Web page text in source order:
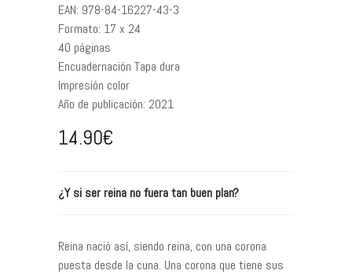
EAN: 978-84-16227-43-3
Formato: 17 x 24
40 páginas
Encuadernación Tapa dura
Impresión color
Año de publicación: 2021
14.90€
¿Y si ser reina no fuera tan buen plan?
Reina nació así, siendo reina, con una corona
puesta desde la cuna. Una corona que tiene sus